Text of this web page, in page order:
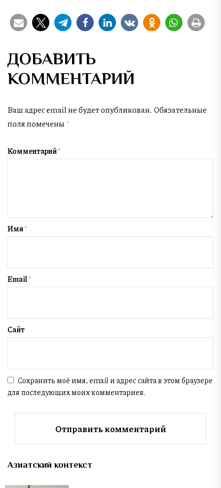
ДОБАВИТЬ
КОММЕНТАРИЙ
Ваш адрес email не будет опубликован. Обязательные
поля помечены *
Комментарий*
Имя*
Email*
Сайт
Сохранить моё имя, email и адрес сайта в этом браузере
для последующих моих комментариев.
Азиатский контекст